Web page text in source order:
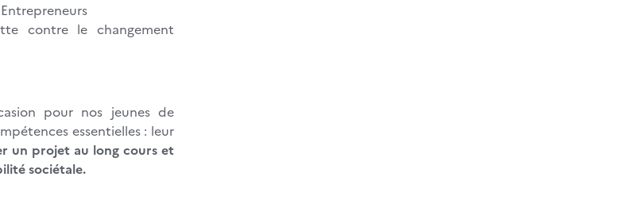
contre le changement
pour nos jeunes de
essentielles : leur
un projet au long cours et
sociétale.